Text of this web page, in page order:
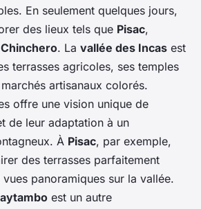
En seulement quelques jours,
des lieux tels que Pisac,
Chinchero. La vallée des Incas est
terrasses agricoles, ses temples
artisanaux colorés.
offre une vision unique de
de leur adaptation à un
À Pisac, par exemple,
des terrasses parfaitement
panoramiques sur la vallée.
est un autre